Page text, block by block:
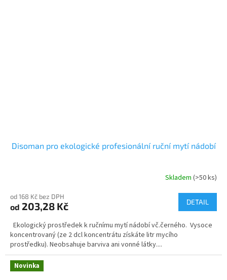
Disoman pro ekologické profesionální ruční mytí nádobí
produktu
je
z
5
hvězdiček.
Skladem(>50 ks)
od 168 Kč bez DPH
od 203,28 Kč DETAIL
Ekologický prostředek k ručnímu mytí nádobí vč.černého. Vysoce
koncentrovaný (ze 2 dcl koncentrátu získáte litr mycího
prostředku). Neobsahuje barviva ani vonné látky....
Novinka